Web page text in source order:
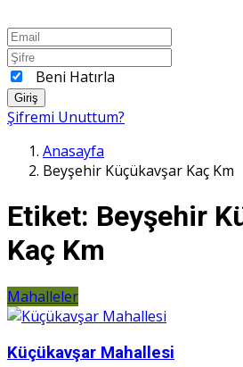
Beni Hatırla
Giriş
Şifremi Unuttum?
Anasayfa
Beyşehir Küçükavşar Kaç Km
Etiket: Beyşehir
Kaç Km
Mahalleler
Küçükavşar Mahallesi